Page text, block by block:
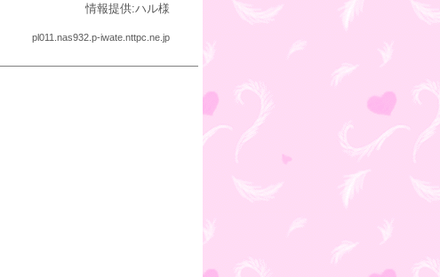
情報提供:ハル様
pl011.nas932.p-iwate.nttpc.ne.jp